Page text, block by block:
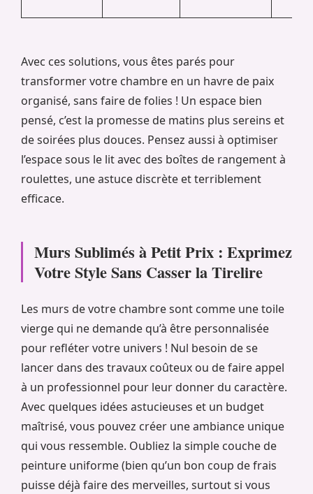
Avec ces solutions, vous êtes parés pour
transformer votre chambre en un havre de paix
organisé, sans faire de folies ! Un espace bien
pensé, c’est la promesse de matins plus sereins et
de soirées plus douces. Pensez aussi à optimiser
l’espace sous le lit avec des boîtes de rangement à
roulettes, une astuce discrète et terriblement
efficace.
Murs Sublimés à Petit Prix : Exprimez
Votre Style Sans Casser la Tirelire
Les murs de votre chambre sont comme une toile
vierge qui ne demande qu’à être personnalisée
pour refléter votre univers ! Nul besoin de se
lancer dans des travaux coûteux ou de faire appel
à un professionnel pour leur donner du caractère.
Avec quelques idées astucieuses et un budget
maîtrisé, vous pouvez créer une ambiance unique
qui vous ressemble. Oubliez la simple couche de
peinture uniforme (bien qu’un bon coup de frais
puisse déjà faire des merveilles, surtout si vous